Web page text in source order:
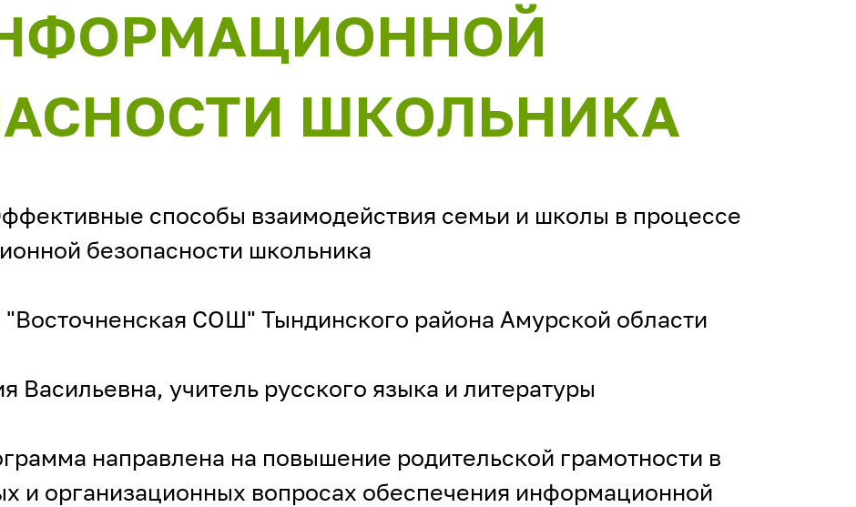
ШКОЛЬНИКА
способы взаимодействия семьи и школы в процессе
безопасности школьника
СОШ" Тындинского района Амурской области
Васильевна, учитель русского языка и литературы
направлена на повышение родительской грамотности в
и организационных вопросах обеспечения информационной